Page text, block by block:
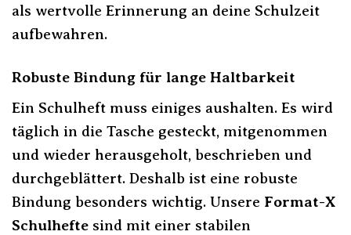
als wertvolle Erinnerung an deine Schulzeit
aufbewahren.
Robuste Bindung für lange Haltbarkeit
Ein Schulheft muss einiges aushalten. Es wird
täglich in die Tasche gesteckt, mitgenommen
und wieder herausgeholt, beschrieben und
durchgeblättert. Deshalb ist eine robuste
Bindung besonders wichtig. Unsere Format-X
Schulhefte sind mit einer stabilen